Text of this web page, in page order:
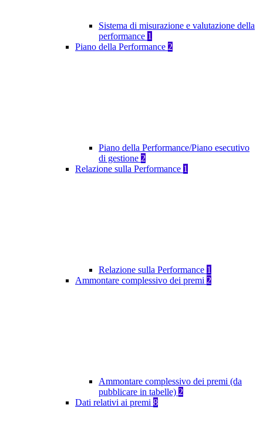
Sistema di misurazione e valutazione della
performance 1
Piano della Performance 2
Piano della Performance/Piano esecutivo
di gestione 2
Relazione sulla Performance 1
Relazione sulla Performance 1
Ammontare complessivo dei premi 2
Ammontare complessivo dei premi (da
pubblicare in tabelle) 2
Dati relativi ai premi 8